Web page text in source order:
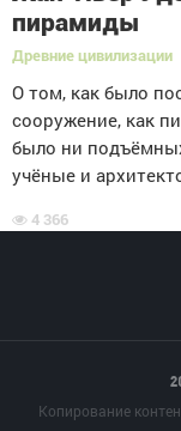
пирамиды
Древние цивилизации
О том, как было
сооружение, как
было ни
учёные и
4 366
Копирование